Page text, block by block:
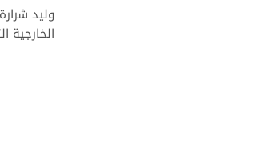
وليد
الخارجية